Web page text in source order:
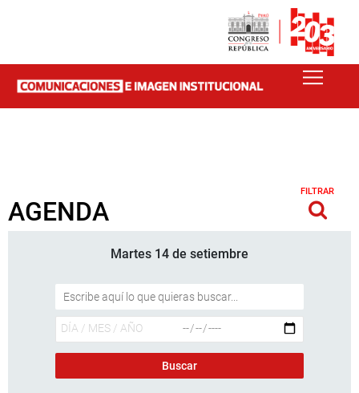
AGENDA
FILTRAR
Martes 14 de setiembre